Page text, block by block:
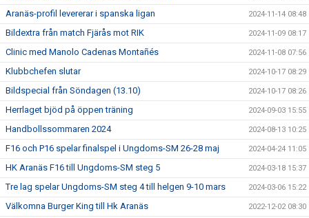
Aranäs-profil levererar i spanska ligan 2024-11-14 08:48
Bildextra från match Fjärås mot RIK 2024-11-09 08:17
Clinic med Manolo Cadenas Montañés 2024-11-08 07:56
Klubbchefen slutar 2024-10-17 08:29
Bildspecial från Söndagen (13.10) 2024-10-17 08:26
Herrlaget bjöd på öppen träning 2024-09-03 15:55
Handbollssommaren 2024 2024-08-13 10:25
F16 och P16 spelar finalspel i Ungdoms-SM 26-28 maj 2024-04-24 11:05
HK Aranäs F16 till Ungdoms-SM steg 5 2024-03-18 15:37
Tre lag spelar Ungdoms-SM steg 4 till helgen 9-10 mars 2024-03-06 15:22
Välkomna Burger King till Hk Aranäs 2022-12-02 08:30